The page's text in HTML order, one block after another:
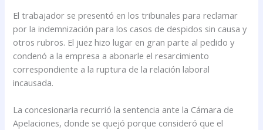
El trabajador se presentó en los tribunales para reclamar
por la indemnización para los casos de despidos sin causa y
otros rubros. El juez hizo lugar en gran parte al pedido y
condenó a la empresa a abonarle el resarcimiento
correspondiente a la ruptura de la relación laboral
incausada.
La concesionaria recurrió la sentencia ante la Cámara de
Apelaciones, donde se quejó porque consideró que el